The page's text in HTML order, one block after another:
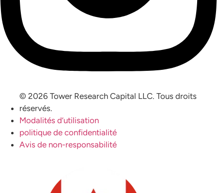
© 2026 Tower Research Capital LLC. Tous droits
réservés.
Modalités d’utilisation
politique de confidentialité
Avis de non-responsabilité